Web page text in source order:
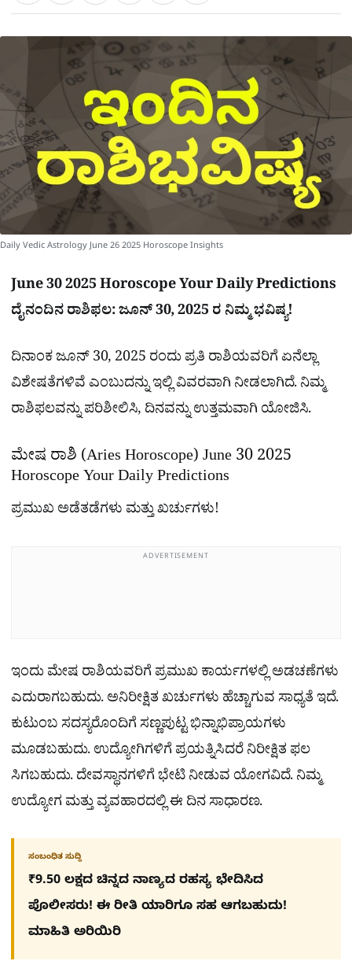
a
t
p
c
e
o
l
e
a
ಕ್
h
a
e
Daily Vedic Astrology June 26 2025 Horoscope Insights
June 30 2025 Horoscope Your Daily Predictions
ದೈನಂದಿನ ರಾಶಿಫಲ: ಜೂನ್ 30, 2025 ರ ನಿಮ್ಮ ಭವಿಷ್ಯ!
ದಿನಾಂಕ ಜೂನ್ 30, 2025 ರಂದು ಪ್ರತಿ ರಾಶಿಯವರಿಗೆ ಏನೆಲ್ಲಾ
ವಿಶೇಷತೆಗಳಿವೆ ಎಂಬುದನ್ನು ಇಲ್ಲಿ ವಿವರವಾಗಿ ನೀಡಲಾಗಿದೆ. ನಿಮ್ಮ
ರಾಶಿಫಲವನ್ನು ಪರಿಶೀಲಿಸಿ, ದಿನವನ್ನು ಉತ್ತಮವಾಗಿ ಯೋಜಿಸಿ.
ಮೇಷ ರಾಶಿ (Aries Horoscope) June 30 2025
Horoscope Your Daily Predictions
ಪ್ರಮುಖ ಅಡೆತಡೆಗಳು ಮತ್ತು ಖರ್ಚುಗಳು!
ADVERTISEMENT
ಇಂದು ಮೇಷ ರಾಶಿಯವರಿಗೆ ಪ್ರಮುಖ ಕಾರ್ಯಗಳಲ್ಲಿ ಅಡಚಣೆಗಳು
ಎದುರಾಗಬಹುದು. ಅನಿರೀಕ್ಷಿತ ಖರ್ಚುಗಳು ಹೆಚ್ಚಾಗುವ ಸಾಧ್ಯತೆ ಇದೆ.
ಕುಟುಂಬ ಸದಸ್ಯರೊಂದಿಗೆ ಸಣ್ಣಪುಟ್ಟ ಭಿನ್ನಾಭಿಪ್ರಾಯಗಳು
ಮೂಡಬಹುದು. ಉದ್ಯೋಗಿಗಳಿಗೆ ಪ್ರಯತ್ನಿಸಿದರೆ ನಿರೀಕ್ಷಿತ ಫಲ
ಸಿಗಬಹುದು. ದೇವಸ್ಥಾನಗಳಿಗೆ ಭೇಟಿ ನೀಡುವ ಯೋಗವಿದೆ. ನಿಮ್ಮ
ಉದ್ಯೋಗ ಮತ್ತು ವ್ಯವಹಾರದಲ್ಲಿ ಈ ದಿನ ಸಾಧಾರಣ.
ಸಂಬಂಧಿತ ಸುದ್ದಿ
₹9.50 ಲಕ್ಷದ ಚಿನ್ನದ ನಾಣ್ಯದ ರಹಸ್ಯ ಭೇದಿಸಿದ
ಪೊಲೀಸರು! ಈ ರೀತಿ ಯಾರಿಗೂ ಸಹ ಆಗಬಹುದು!
ಮಾಹಿತಿ ಅರಿಯಿರಿ